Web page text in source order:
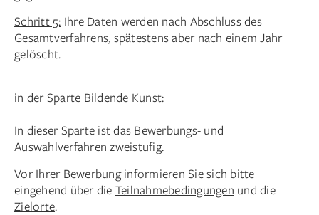
Schritt 5: Ihre Daten werden nach Abschluss des
Gesamtverfahrens, spätestens aber nach einem Jahr
gelöscht.
in der Sparte Bildende Kunst:
In dieser Sparte ist das Bewerbungs- und
Auswahlverfahren zweistufig.
Vor Ihrer Bewerbung informieren Sie sich bitte
eingehend über die Teilnahmebedingungen und die
Zielorte.